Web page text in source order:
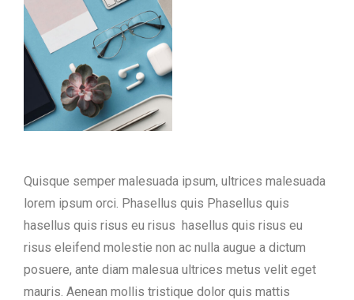
Quisque semper malesuada ipsum, ultrices malesuada
lorem ipsum orci. Phasellus quis Phasellus quis
hasellus quis risus eu risus hasellus quis risus eu
risus eleifend molestie non ac nulla augue a dictum
posuere, ante diam malesua ultrices metus velit eget
mauris. Aenean mollis tristique dolor quis mattis